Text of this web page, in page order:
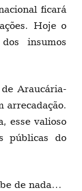
ficará
Hoje o
insumos
Araucária-
arrecadação.
esse valioso
públicas do
de nada…